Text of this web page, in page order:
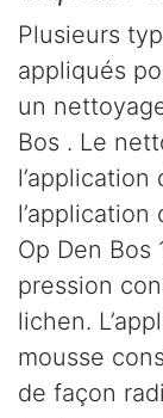
Plusieurs
appliqués
un
Bos . Le
l’application
l’application
Op Den Bos
pression
lichen.
mousse
de façon